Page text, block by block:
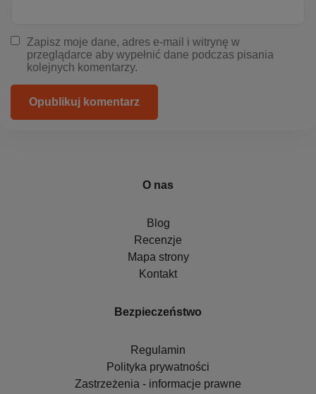
Zapisz moje dane, adres e-mail i witrynę w
przeglądarce aby wypełnić dane podczas pisania
kolejnych komentarzy.
Opublikuj komentarz
O nas
Blog
Recenzje
Mapa strony
Kontakt
Bezpieczeństwo
Regulamin
Polityka prywatności
Zastrzeżenia - informacje prawne